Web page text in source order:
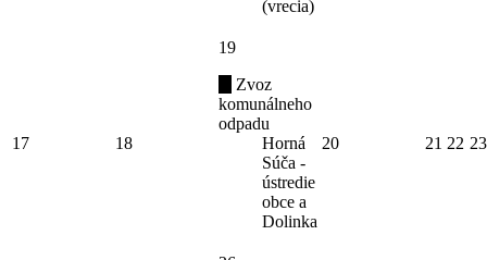
(vrecia)
17 18
19
Zvoz
komunálneho
odpadu
Horná
Súča -
ústredie
obce a
Dolinka
20 21 22 23